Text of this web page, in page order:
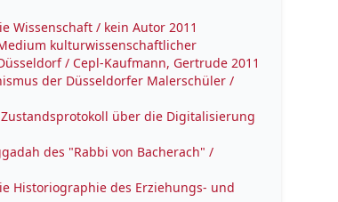
Wissenschaft / kein Autor 2011
kulturwissenschaftlicher
/ Cepl-Kaufmann, Gertrude 2011
der Düsseldorfer Malerschüler /
über die Digitalisierung
des "Rabbi von Bacherach" /
Historiographie des Erziehungs- und